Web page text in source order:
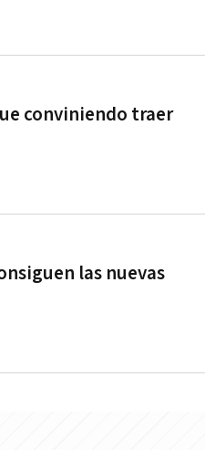
conviniendo traer
las nuevas